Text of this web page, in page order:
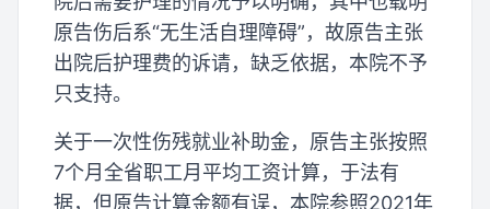
原告伤后系“无生活自理障碍”，故原告主张
出院后护理费的诉请，缺乏依据，本院不予
只支持。
关于一次性伤残就业补助金，原告主张按照
7个月全省职工月平均工资计算，于法有
据，但原告计算金额有误，本院参照2021年